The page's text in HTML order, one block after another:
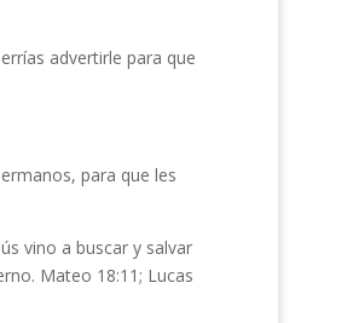
advertirle para que
para que les
vino a buscar y salvar
Mateo 18:11; Lucas